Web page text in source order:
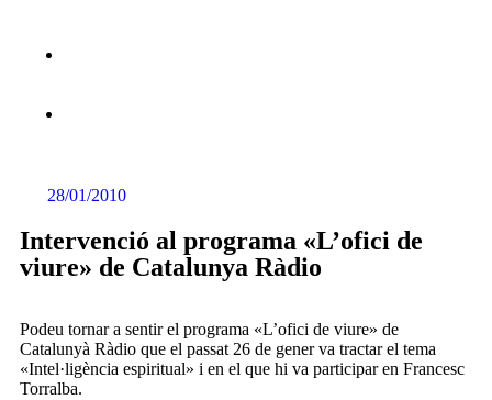
28/01/2010
Intervenció al programa «L’ofici de
viure» de Catalunya Ràdio
Podeu tornar a sentir el programa «L’ofici de viure» de
Catalunyà Ràdio que el passat 26 de gener va tractar el tema
«Intel·ligència espiritual» i en el que hi va participar en Francesc
Torralba.